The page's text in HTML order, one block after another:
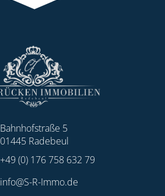
Bahnhofstraße 5
01445 Radebeul
+49 (0) 176 758 632 79
info@S-R-Immo.de